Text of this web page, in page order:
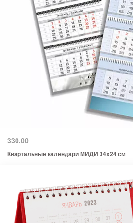
330.00
Квартальные календари МИДИ 34х24 см